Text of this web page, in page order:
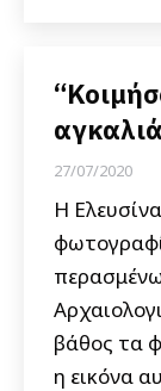
27/07/2020
Η
βάθος τα
η εικόνα